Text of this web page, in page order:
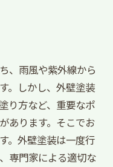
、雨風や紫外線から
。しかし、外壁塗装
り方など、重要なポ
あります。そこでお
。外壁塗装は一度行
専門家による適切な